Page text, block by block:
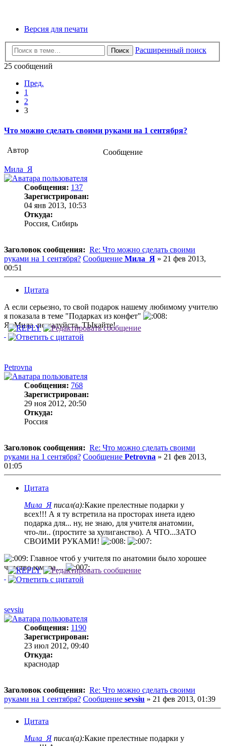
Версия для печати
Поиск
Расширенный поиск
25 сообщений
Пред.
1
2
3
Что можно сделать своими руками на 1 сентября?
Автор
Сообщение
Мила_Я
Сообщения: 137
Зарегистрирован:
04 янв 2013, 10:53
Откуда:
Россия, Сибирь
Заголовок сообщения: Re: Что можно сделать своими
руками на 1 сентября? Сообщение Мила_Я » 21 фев 2013,
00:51
Цитата
А если серьезно, то свой подарок нашему любимому учителю
я показала в теме "Подарках из конфет"
Я- Мила. пожалуйста, ТЫкайте!
Petrovna
Сообщения: 768
Зарегистрирован:
29 ноя 2012, 20:50
Откуда:
Россия
Заголовок сообщения: Re: Что можно сделать своими
руками на 1 сентября? Сообщение Petrovna » 21 фев 2013,
01:05
Цитата
Мила_Я писал(а):Какие прелестные подарки у
всех!!! А я ту встретила на просторах инета идею
подарка для... ну, не знаю, для учителя анатомии,
что-ли.. (простите за хулиганство). А ЧТО...ЗАТО
СВОИМИ РУКАМИ!
Главное чтоб у учителя по анатомии было хорошее
чувство юмора…
sevsiu
Сообщения: 1190
Зарегистрирован:
23 июл 2012, 09:40
Откуда:
краснодар
Заголовок сообщения: Re: Что можно сделать своими
руками на 1 сентября? Сообщение sevsiu » 21 фев 2013, 01:39
Цитата
Мила_Я писал(а):Какие прелестные подарки у